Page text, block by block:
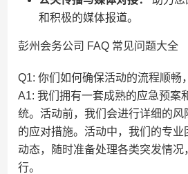
和积极的媒体报道。
彭州会务公司 FAQ 常见问题大全
Q1: 你们如何确保活动的流程顺畅
A1: 我们拥有一套成熟的应急预案
统。活动前，我们会进行详细的风
的应对措施。活动中，我们的专业
动态，随时准备处理各类突发情况
行。